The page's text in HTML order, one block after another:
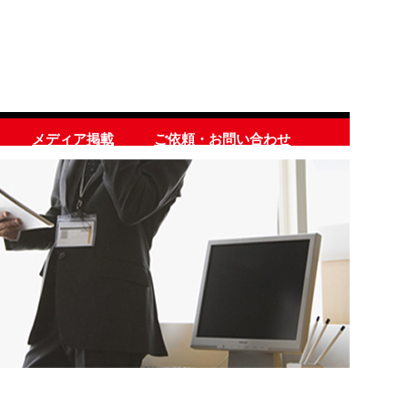
メディア掲載 ご依頼・お問い合わせ